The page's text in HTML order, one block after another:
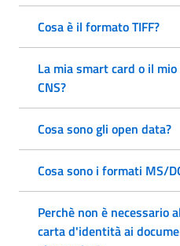
Cosa è il formato TIFF?
La mia smart card o il
CNS?
Cosa sono gli open data?
Cosa sono i formati MS/
Perchè non è necessario
carta d'identità ai